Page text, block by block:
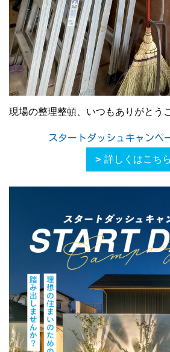
現場の整理整頓、いつもありがとう
スタートダッシュキャンペ
詳しくはこちら